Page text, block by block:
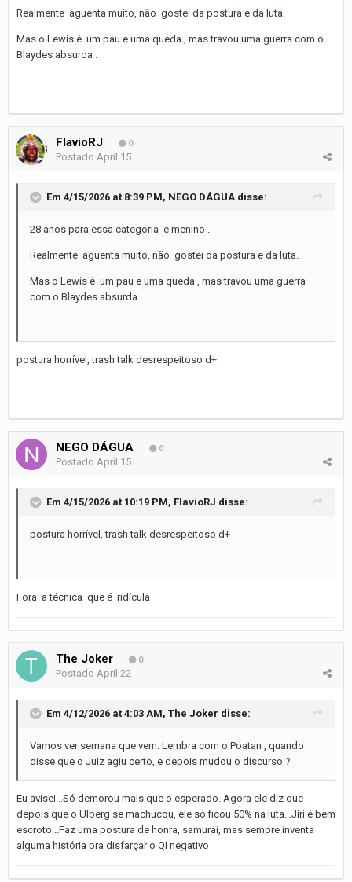
Realmente aguenta muito, não gostei da postura e da luta.
Mas o Lewis é um pau e uma queda , mas travou uma guerra com o
Blaydes absurda .
FlavioRJ 0
Postado April 15
Em 4/15/2026 at 8:39 PM, NEGO DÁGUA disse:
28 anos para essa categoria e menino .
Realmente aguenta muito, não gostei da postura e da luta.
Mas o Lewis é um pau e uma queda , mas travou uma guerra
com o Blaydes absurda .
postura horrível, trash talk desrespeitoso d+
NEGO DÁGUA 0
Postado April 15
Em 4/15/2026 at 10:19 PM, FlavioRJ disse:
postura horrível, trash talk desrespeitoso d+
Fora a técnica que é ridícula
The Joker 0
Postado April 22
Em 4/12/2026 at 4:03 AM, The Joker disse:
Vamos ver semana que vem. Lembra com o Poatan , quando
disse que o Juiz agiu certo, e depois mudou o discurso ?
Eu avisei...Só demorou mais que o esperado. Agora ele diz que
depois que o Ulberg se machucou, ele só ficou 50% na luta...Jiri é bem
escroto...Faz uma postura de honra, samurai, mas sempre inventa
alguma história pra disfarçar o QI negativo